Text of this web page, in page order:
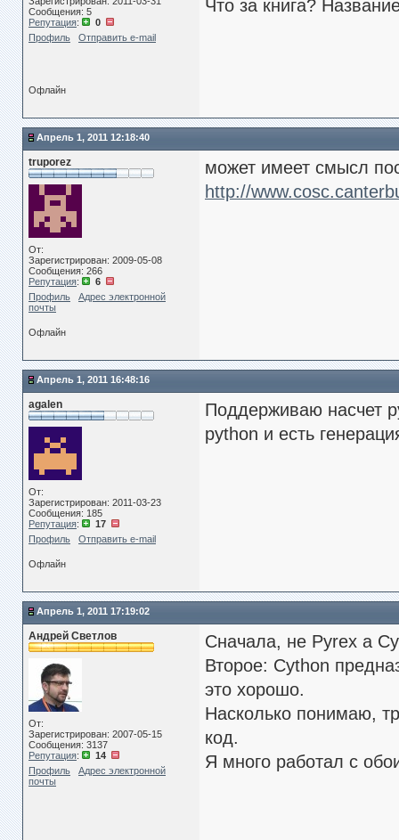
Сообщения: 5
Репутация:
0
Профиль
Отправить e-mail
Что за книга?
Офлайн
Апрель 1, 2011 12:18:40
truporez
От:
Зарегистрирован: 2009-05-08
Сообщения: 266
Репутация:
6
Профиль
Адрес электронной
почты
может имеет смысл
http://
Офлайн
Апрель 1, 2011 16:48:16
agalen
От:
Зарегистрирован: 2011-03-23
Сообщения: 185
Репутация:
17
Профиль
Отправить e-mail
Поддерживаю насчет
python и есть
Офлайн
Апрель 1, 2011 17:19:02
Андрей Светлов
От:
Зарегистрирован: 2007-05-15
Сообщения: 3137
Репутация:
14
Профиль
Адрес электронной
почты
Сначала, не Pyrex а
Второе: Cython
это хорошо.
Насколько понимаю,
код.
Я много работал с